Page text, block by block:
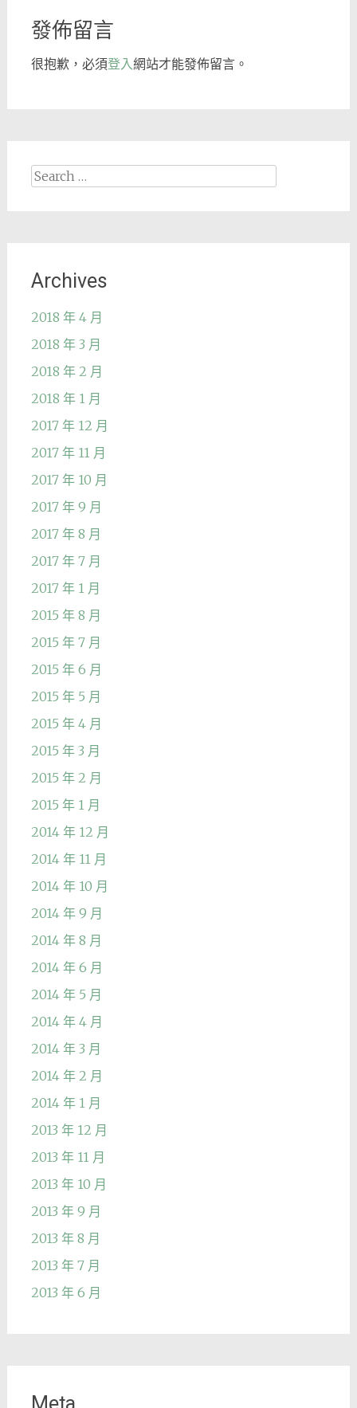
發佈留言
很抱歉，必須登入網站才能發佈留言。
Search
Archives
2018 年 4 月
2018 年 3 月
2018 年 2 月
2018 年 1 月
2017 年 12 月
2017 年 11 月
2017 年 10 月
2017 年 9 月
2017 年 8 月
2017 年 7 月
2017 年 1 月
2015 年 8 月
2015 年 7 月
2015 年 6 月
2015 年 5 月
2015 年 4 月
2015 年 3 月
2015 年 2 月
2015 年 1 月
2014 年 12 月
2014 年 11 月
2014 年 10 月
2014 年 9 月
2014 年 8 月
2014 年 6 月
2014 年 5 月
2014 年 4 月
2014 年 3 月
2014 年 2 月
2014 年 1 月
2013 年 12 月
2013 年 11 月
2013 年 10 月
2013 年 9 月
2013 年 8 月
2013 年 7 月
2013 年 6 月